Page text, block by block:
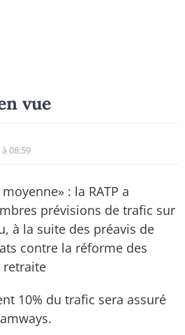
vue
08:59
: la RATP a
prévisions de trafic sur
à la suite des préavis de
contre la réforme des
retraite
10% du trafic sera assuré